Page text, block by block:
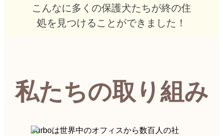
こんなに多くの保護犬たちが終の住
処を見つけることができました！
私たちの取り組み
Furboは世界中のオフィスから数百人の社